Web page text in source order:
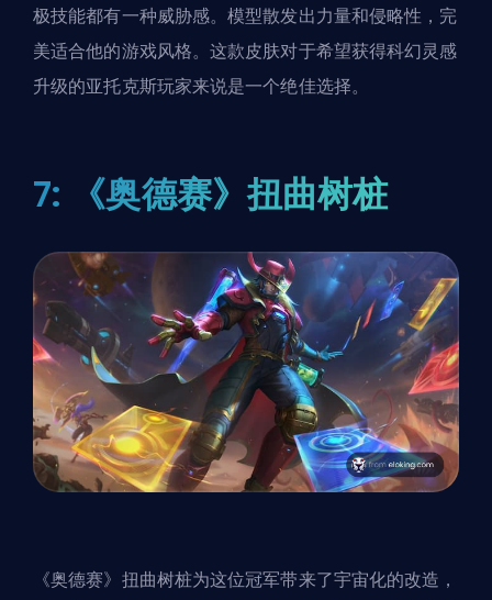
极技能都有一种威胁感。模型散发出力量和侵略性，完
美适合他的游戏风格。这款皮肤对于希望获得科幻灵感
升级的亚托克斯玩家来说是一个绝佳选择。
7: 《奥德赛》扭曲树桩
《奥德赛》扭曲树桩为这位冠军带来了宇宙化的改造，